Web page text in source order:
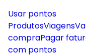
Usar pontos
ProdutosViagens
compraPagar
com pontos